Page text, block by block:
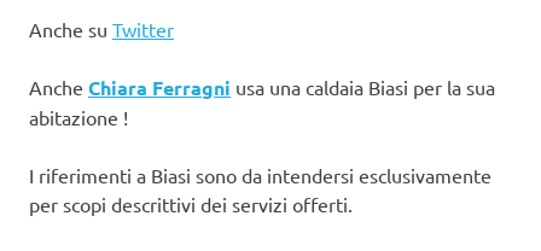
Anche su Twitter
Anche Chiara Ferragni usa una caldaia Biasi per la sua
abitazione !
I riferimenti a Biasi sono da intendersi esclusivamente
per scopi descrittivi dei servizi offerti.